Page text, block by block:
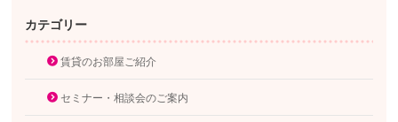
カテゴリー
賃貸のお部屋ご紹介
セミナー・相談会のご案内